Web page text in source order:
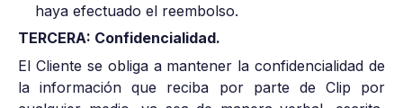
haya efectuado el reembolso.
TERCERA: Confidencialidad.
El Cliente se obliga a mantener la confidencialidad de
la información que reciba por parte de Clip por